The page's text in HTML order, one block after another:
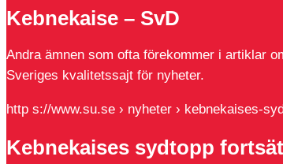
Kebnekaise – SvD
Andra ämnen som ofta förekommer i artiklar
Sveriges kvalitetssajt för nyheter.
http s://www.su.se › nyheter › kebnekaises-
Kebnekaises sydtopp